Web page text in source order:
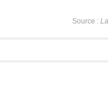
Source :